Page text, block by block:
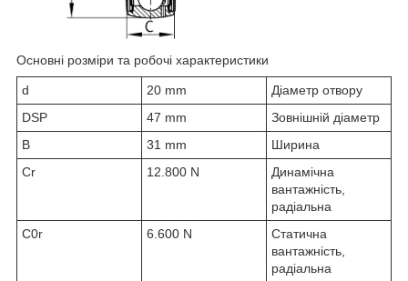
Основні розміри та робочі характеристики
d 20 mm
Діаметр отвору
DSP 47 mm
Зовнішній діаметр
B
31 mm
Ширина
Cr 12.800 N
Динамічна
вантажність,
радіальна
C0r 6.600 N
Статична
вантажність,
радіальна